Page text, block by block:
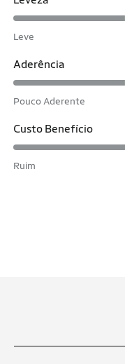
Leve
Aderência
Pouco Aderente
Custo Benefício
Ruim